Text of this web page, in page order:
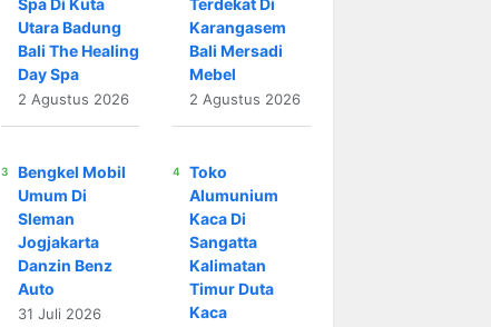
Spa Di Kuta
Utara Badung
Bali The Healing
Day Spa
2 Agustus 2026
Terdekat Di
Karangasem
Bali Mersadi
Mebel
2 Agustus 2026
Bengkel Mobil
Umum Di
Sleman
Jogjakarta
Danzin Benz
Auto
31 Juli 2026
Toko
Alumunium
Kaca Di
Sangatta
Kalimatan
Timur Duta
Kaca